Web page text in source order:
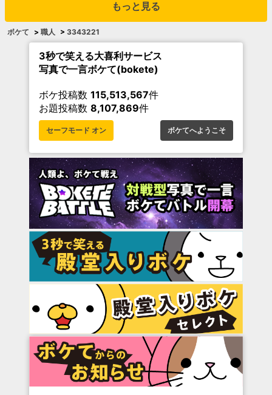
もっと見る
ボケて > 職人 > 3343221
3秒で笑える大喜利サービス
写真で一言ボケて(bokete)
ボケ投稿数 115,513,567件
お題投稿数 8,107,869件
セーフモード オン ボケてへようこそ